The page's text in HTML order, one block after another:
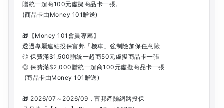
贈統一超商100元虛擬商品卡一張。
(商品卡由Money 101贈送)
🎁【Money 101會員專屬】
透過專屬連結投保富邦「機車」強制險加保任意險
◎ 保費滿$1,500贈統一超商50元虛擬商品卡一張
◎ 保費滿$2,000贈統一超商100元虛擬商品卡一張
(商品卡由Money 101贈送)
🎁 2026/07～2026/09，富邦產險網路投保